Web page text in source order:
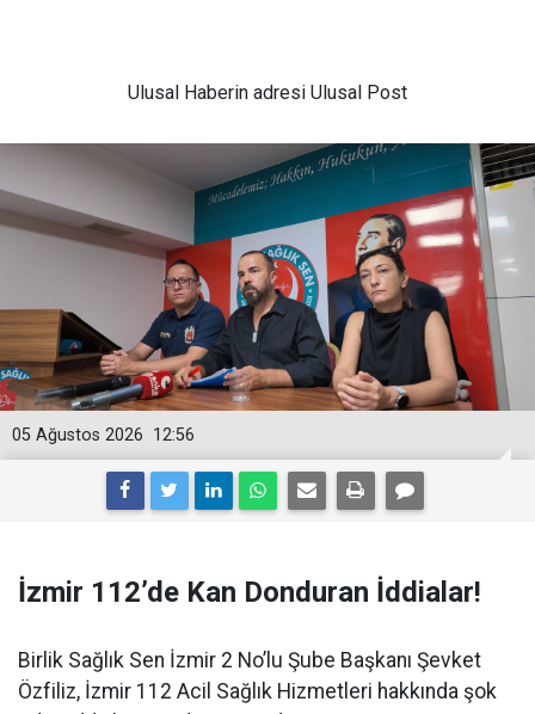
Ulusal Haberin adresi Ulusal Post
12:56
05 Ağustos 2026
İzmir 112’de Kan Donduran İddialar!
Birlik Sağlık Sen İzmir 2 No’lu Şube Başkanı Şevket
Özfiliz, İzmir 112 Acil Sağlık Hizmetleri hakkında şok